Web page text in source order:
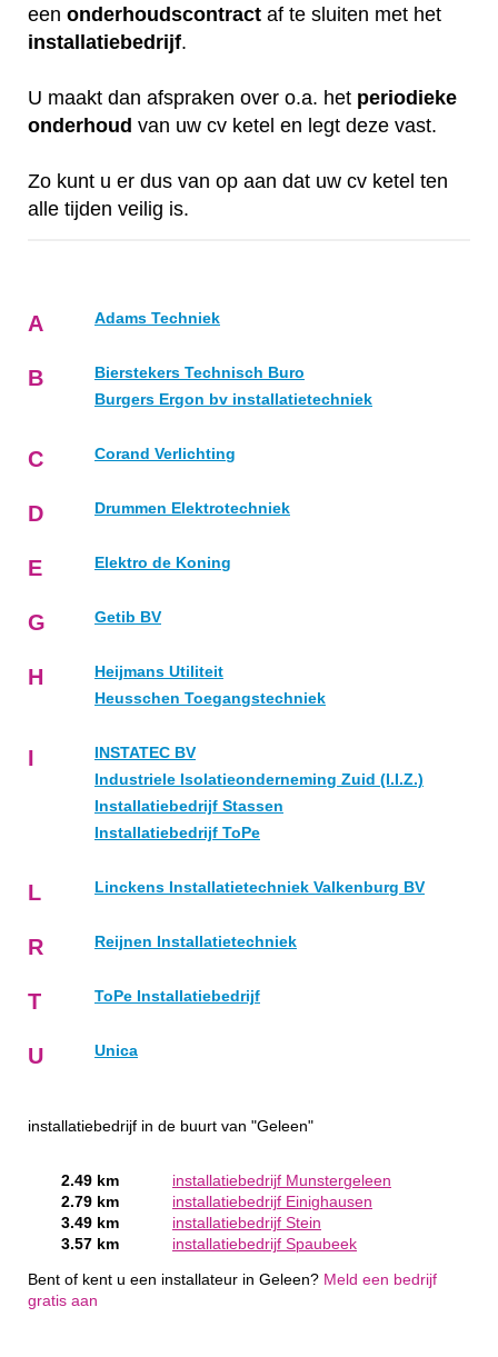
een onderhoudscontract af te sluiten met het
installatiebedrijf.
U maakt dan afspraken over o.a. het periodieke
onderhoud van uw cv ketel en legt deze vast.
Zo kunt u er dus van op aan dat uw cv ketel ten
alle tijden veilig is.
A Adams Techniek
B
Bierstekers Technisch Buro
Burgers Ergon bv installatietechniek
C Corand Verlichting
D Drummen Elektrotechniek
E Elektro de Koning
G Getib BV
H
Heijmans Utiliteit
Heusschen Toegangstechniek
I
INSTATEC BV
Industriele Isolatieonderneming Zuid (I.I.Z.)
Installatiebedrijf Stassen
Installatiebedrijf ToPe
L Linckens Installatietechniek Valkenburg BV
R Reijnen Installatietechniek
T ToPe Installatiebedrijf
U Unica
installatiebedrijf in de buurt van "Geleen"
2.49 km
installatiebedrijf Munstergeleen
2.79 km
installatiebedrijf Einighausen
3.49 km
installatiebedrijf Stein
3.57 km
installatiebedrijf Spaubeek
Bent of kent u een installateur in Geleen? Meld een bedrijf
gratis aan